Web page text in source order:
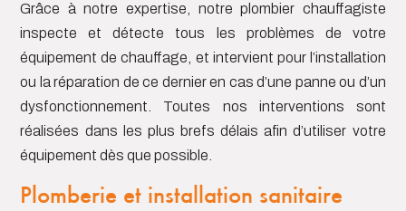
Grâce à notre expertise, notre plombier chauffagiste
inspecte et détecte tous les problèmes de votre
équipement de chauffage, et intervient pour l’installation
ou la réparation de ce dernier en cas d’une panne ou d’un
dysfonctionnement. Toutes nos interventions sont
réalisées dans les plus brefs délais afin d’utiliser votre
équipement dès que possible.
Plomberie et installation sanitaire